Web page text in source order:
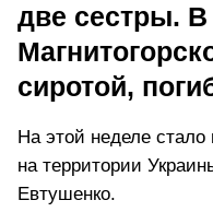
две сестры.
сиротой,
На этой неделе стало
на территории
Евтушенко.